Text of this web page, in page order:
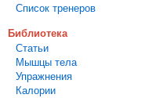
Список тренеров
Библиотека
Статьи
Мышцы тела
Упражнения
Калории